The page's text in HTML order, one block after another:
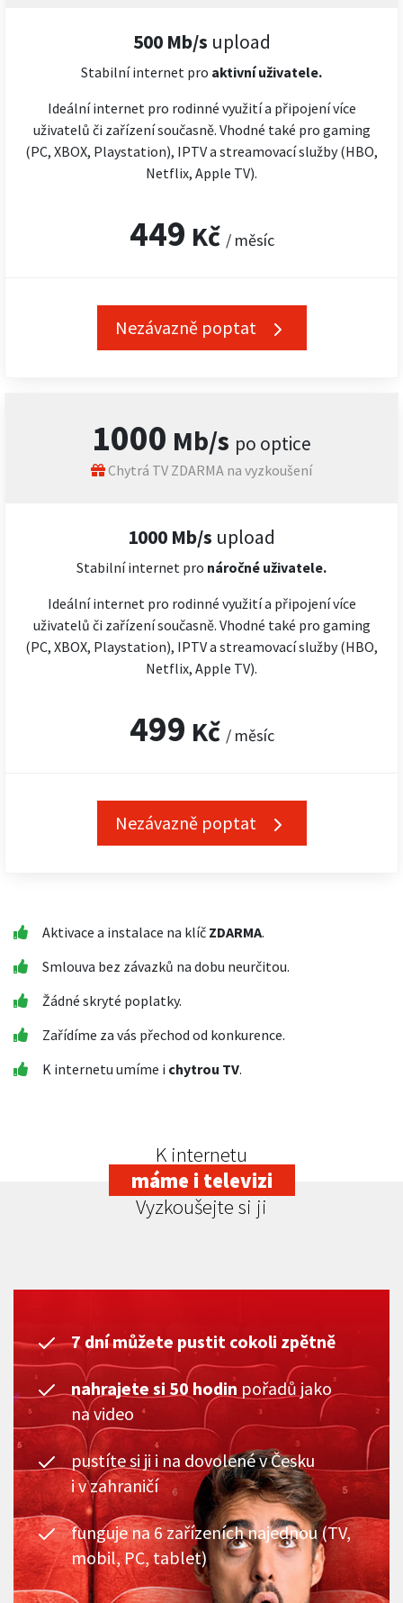
500 Mb/s upload
Stabilní internet pro aktivní uživatele.
Ideální internet pro rodinné využití a připojení více
uživatelů či zařízení současně. Vhodné také pro gaming
(PC, XBOX, Playstation), IPTV a streamovací služby (HBO,
Netflix, Apple TV).
449 Kč / měsíc
Nezávazně poptat
1000 Mb/s po optice
Chytrá TV ZDARMA na vyzkoušení
1000 Mb/s upload
Stabilní internet pro náročné uživatele.
Ideální internet pro rodinné využití a připojení více
uživatelů či zařízení současně. Vhodné také pro gaming
(PC, XBOX, Playstation), IPTV a streamovací služby (HBO,
Netflix, Apple TV).
499 Kč / měsíc
Nezávazně poptat
Aktivace a instalace na klíč ZDARMA.
Smlouva bez závazků na dobu neurčitou.
Žádné skryté poplatky.
Zařídíme za vás přechod od konkurence.
K internetu umíme i chytrou TV.
K internetu
máme i televizi
Vyzkoušejte si ji
7 dní můžete pustit cokoli zpětně
nahrajete si 50 hodin pořadů jako
na video
pustíte si ji i na dovolené v Česku
i v zahraničí
funguje na 6 zařízeních najednou (TV,
mobil, PC, tablet)